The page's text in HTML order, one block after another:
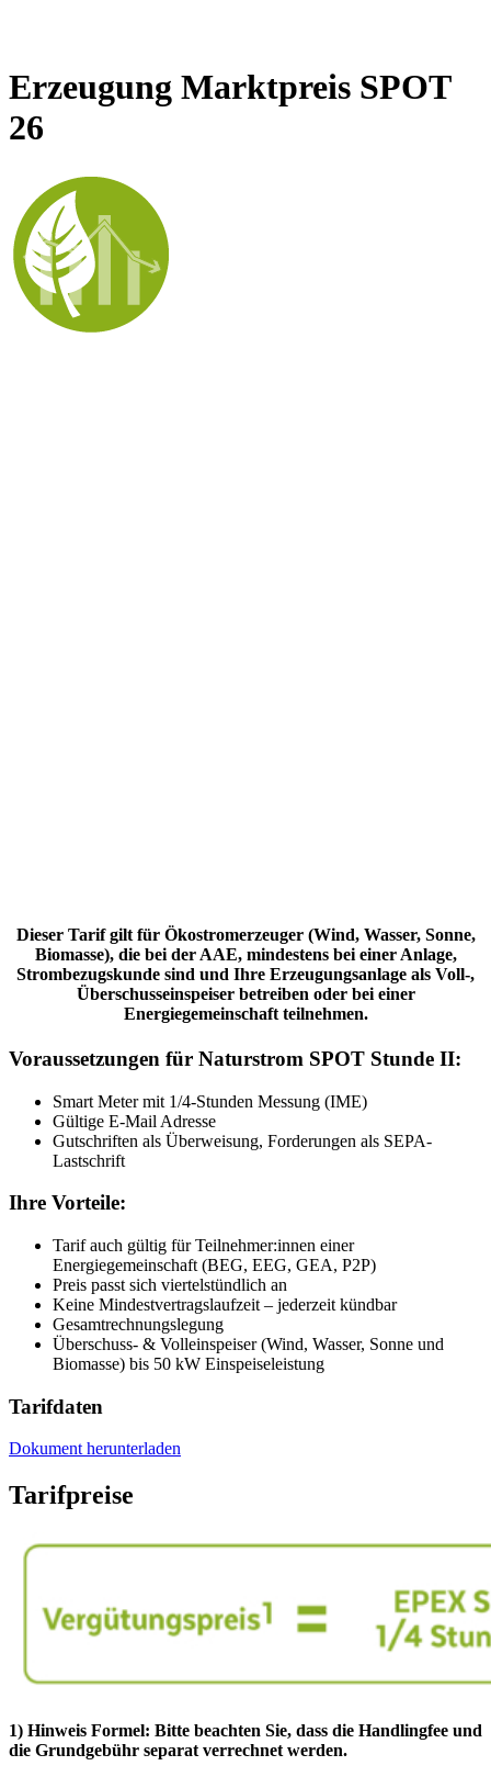
Erzeugung Marktpreis SPOT
26
Dieser Tarif gilt für Ökostromerzeuger (Wind, Wasser, Sonne,
Biomasse), die bei der AAE, mindestens bei einer Anlage,
Strombezugskunde sind und Ihre Erzeugungsanlage als Voll-,
Überschusseinspeiser betreiben oder bei einer
Energiegemeinschaft teilnehmen.
Voraussetzungen für Naturstrom SPOT Stunde II:
Smart Meter mit 1/4-Stunden Messung (IME)
Gültige E-Mail Adresse
Gutschriften als Überweisung, Forderungen als SEPA-
Lastschrift
Ihre Vorteile:
Tarif auch gültig für Teilnehmer:innen einer
Energiegemeinschaft (BEG, EEG, GEA, P2P)
Preis passt sich viertelstündlich an
Keine Mindestvertragslaufzeit – jederzeit kündbar
Gesamtrechnungslegung
Überschuss- & Volleinspeiser (Wind, Wasser, Sonne und
Biomasse) bis 50 kW Einspeiseleistung
Tarifdaten
Dokument herunterladen
Tarifpreise
1) Hinweis Formel: Bitte beachten Sie, dass die Handlingfee und
die Grundgebühr separat verrechnet werden.